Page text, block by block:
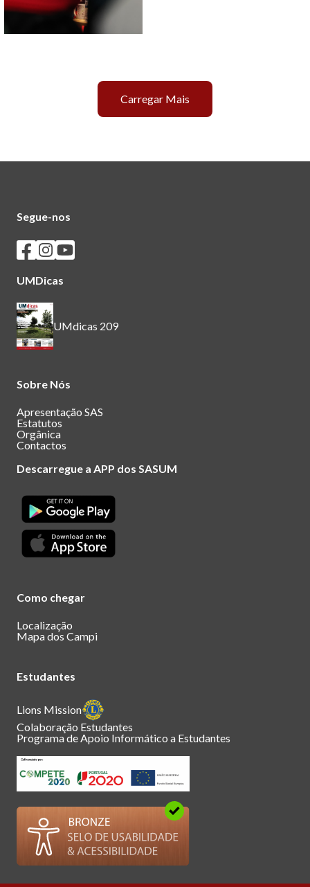
Carregar Mais
Segue-nos
Seguir os SASUM no Facebook
Seguir os SASUM no Instagram
Seguir os SASUM no Youtube
UMDicas
UMdicas 209
Sobre Nós
Apresentação SAS
Estatutos
Orgânica
Contactos
Descarregue a APP dos SASUM
Como chegar
Localização
Mapa dos Campi
Estudantes
Lions Mission
Colaboração Estudantes
Programa de Apoio Informático a Estudantes